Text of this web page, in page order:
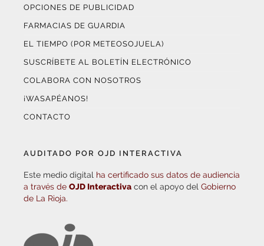
OPCIONES DE PUBLICIDAD
FARMACIAS DE GUARDIA
EL TIEMPO (POR METEOSOJUELA)
SUSCRÍBETE AL BOLETÍN ELECTRÓNICO
COLABORA CON NOSOTROS
¡WASAPÉANOS!
CONTACTO
AUDITADO POR OJD INTERACTIVA
Este medio digital ha certificado sus datos de audiencia
a través de OJD Interactiva con el apoyo del Gobierno
de La Rioja.